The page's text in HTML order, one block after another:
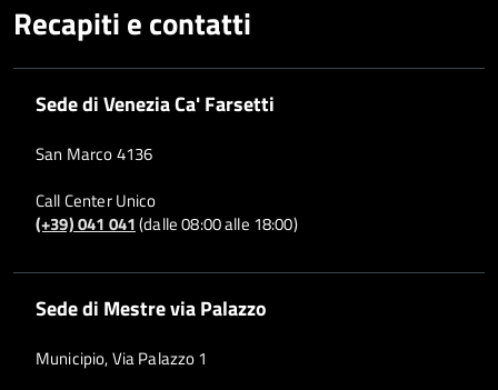
Recapiti e contatti
Sede di Venezia Ca' Farsetti
San Marco 4136
Call Center Unico
(+39) 041 041(dalle 08:00 alle 18:00)
Sede di Mestre via Palazzo
Municipio, Via Palazzo 1